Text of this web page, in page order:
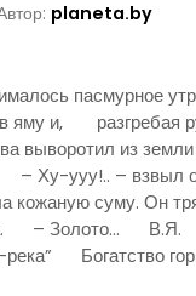
planeta.by
пасмурное
в яму и, разгребая
выворотил из земли
– Ху-ууу!.. – взвыл
кожаную суму. Он
– Золото… В.Я.
Богатство гор